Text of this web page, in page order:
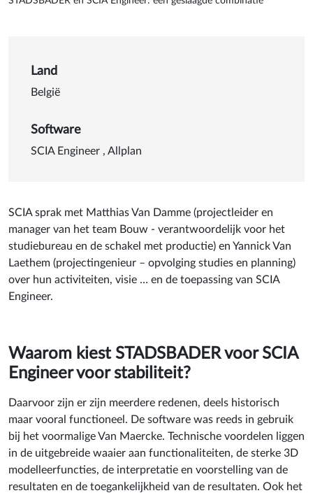
Details van STADSBADER
Land
België
Software
SCIA Engineer , Allplan
SCIA sprak met Matthias Van Damme (projectleider en
manager van het team Bouw - verantwoordelijk voor het
studiebureau en de schakel met productie) en Yannick Van
Laethem (projectingenieur – opvolging studies en planning)
over hun activiteiten, visie … en de toepassing van SCIA
Engineer.
Waarom kiest STADSBADER voor SCIA
Engineer voor stabiliteit?
Daarvoor zijn er zijn meerdere redenen, deels historisch
maar vooral functioneel. De software was reeds in gebruik
bij het voormalige Van Maercke. Technische voordelen liggen
in de uitgebreide waaier aan functionaliteiten, de sterke 3D
modelleerfuncties, de interpretatie en voorstelling van de
resultaten en de toegankelijkheid van de resultaten. Ook het